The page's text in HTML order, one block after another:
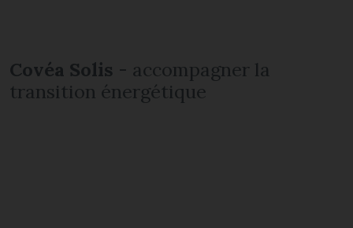
Covéa Solis - accompagner la
transition énergétique